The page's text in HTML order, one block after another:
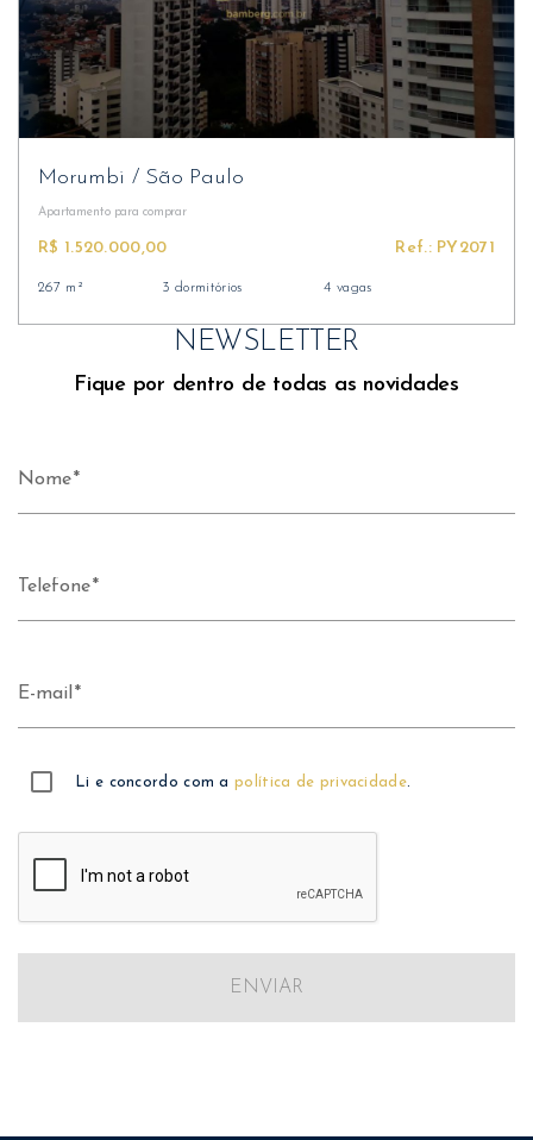
Morumbi / São Paulo
Apartamento para comprar
R$ 1.520.000,00 Ref.: PY2071
267 m² 3 dormitórios 4 vagas
NEWSLETTER
Fique por dentro de todas as novidades
Nome
Telefone
E-mail
Li e concordo com apolítica de privacidade.
ENVIAR